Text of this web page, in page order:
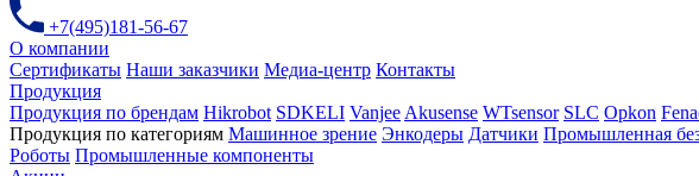
+7(495)181-56-67
О компании
Сертификаты Наши заказчики Медиа-центр Контакты
Продукция
Продукция по брендам Hikrobot SDKELI Vanjee Akusense WTsensor SLC Opkon
Продукция по категориям Машинное зрение Энкодеры Датчики Промышленная
Роботы Промышленные компоненты